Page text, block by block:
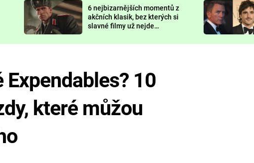
DEADPOOL
6 nejbizarnějších momentů z
akčních klasik, bez kterých si
slavné filmy už nejde
Expendables? 10
které můžou